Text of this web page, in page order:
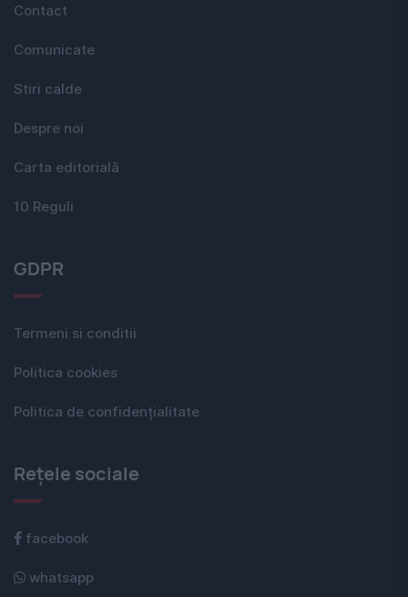
Contact
Comunicate
Stiri calde
Despre noi
Carta editorială
10 Reguli
GDPR
Termeni si conditii
Politica cookies
Politica de confidențialitate
Rețele sociale
facebook
whatsapp